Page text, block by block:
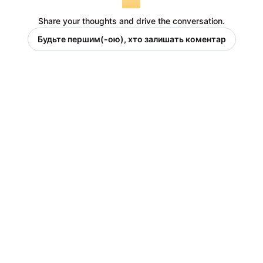
Share your thoughts and drive the conversation.
Будьте першим(-ою), хто залишать коментар